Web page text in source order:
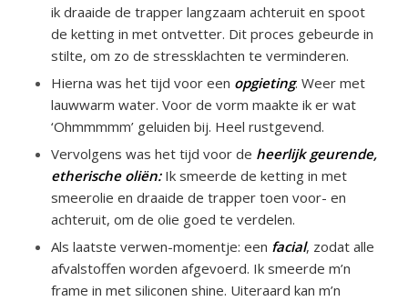
ik draaide de trapper langzaam achteruit en spoot
de ketting in met ontvetter. Dit proces gebeurde in
stilte, om zo de stressklachten te verminderen.
Hierna was het tijd voor een opgieting. Weer met
lauwwarm water. Voor de vorm maakte ik er wat
‘Ohmmmmm’ geluiden bij. Heel rustgevend.
Vervolgens was het tijd voor de heerlijk geurende,
etherische oliën:Ik smeerde de ketting in met
smeerolie en draaide de trapper toen voor- en
achteruit, om de olie goed te verdelen.
Als laatste verwen-momentje: een facial, zodat alle
afvalstoffen worden afgevoerd. Ik smeerde m’n
frame in met siliconen shine. Uiteraard kan m’n